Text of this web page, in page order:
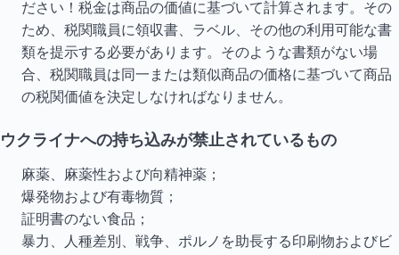
ださい！税金は商品の価値に基づいて計算されます。その
ため、税関職員に領収書、ラベル、その他の利用可能な書
類を提示する必要があります。そのような書類がない場
合、税関職員は同一または類似商品の価格に基づいて商品
の税関価値を決定しなければなりません。
ウクライナへの持ち込みが禁止されているもの
麻薬、麻薬性および向精神薬；
爆発物および有毒物質；
証明書のない食品；
暴力、人種差別、戦争、ポルノを助長する印刷物およびビ